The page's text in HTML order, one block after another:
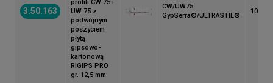
3.50.163
profili CW 75 i
UW 75 z
podwójnym
poszyciem
płytą
gipsowo-
kartonową
RIGIPS PRO
gr. 12,5 mm
CW/UW75
GypSerra®/ULTRASTIL®
100